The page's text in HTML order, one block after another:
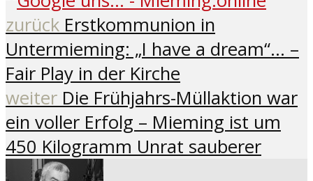
zurück Erstkommunion in
Untermieming: „I have a dream“… –
Fair Play in der Kirche
weiter Die Frühjahrs-Müllaktion war
ein voller Erfolg – Mieming ist um
450 Kilogramm Unrat sauberer